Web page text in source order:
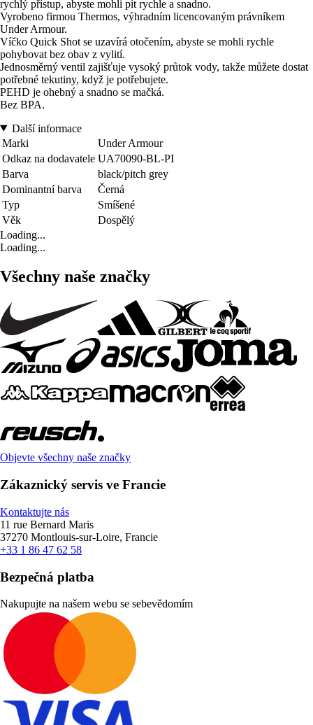
rychlý přístup, abyste mohli pít rychle a snadno.
Vyrobeno firmou Thermos, výhradním licencovaným právníkem
Under Armour.
Víčko Quick Shot se uzavírá otočením, abyste se mohli rychle
pohybovat bez obav z vylití.
Jednosměrný ventil zajišťuje vysoký průtok vody, takže můžete dostat
potřebné tekutiny, když je potřebujete.
PEHD je ohebný a snadno se mačká.
Bez BPA.
Další informace
Marki
Under Armour
Odkaz na dodavatele UA70090-BL-PI
Barva
black/pitch grey
Dominantní barva
Černá
Typ
Smíšené
Věk
Dospělý
Loading...
Loading...
Všechny naše značky
Objevte všechny naše značky
Zákaznický servis ve Francie
Kontaktujte nás
11 rue Bernard Maris
37270 Montlouis-sur-Loire, Francie
+33 1 86 47 62 58
Bezpečná platba
Nakupujte na našem webu se sebevědomím